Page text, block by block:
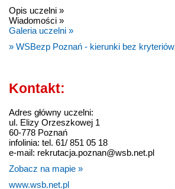
Opis uczelni »
Wiadomości »
Galeria uczelni »
» WSBezp Poznań - kierunki bez kryteriów
Kontakt:
Adres główny uczelni:
ul. Elizy Orzeszkowej 1
60-778 Poznań
infolinia: tel. 61/ 851 05 18
e-mail: rekrutacja.poznan@wsb.net.pl
Zobacz na mapie »
www.wsb.net.pl